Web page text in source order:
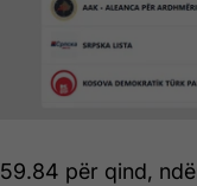
për qind,